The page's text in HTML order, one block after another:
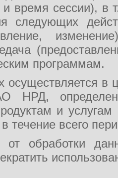
и время сессии), в
следующих
программам.
осуществляется в
определения
и
течение всего
от обработки